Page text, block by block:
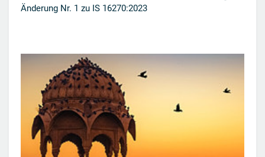
Änderung Nr. 1 zu IS 16270:2023